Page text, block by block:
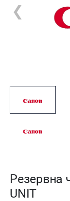
❮
Резервна
UNIT